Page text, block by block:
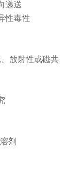
递送
性毒性
放射性或磁共
剂